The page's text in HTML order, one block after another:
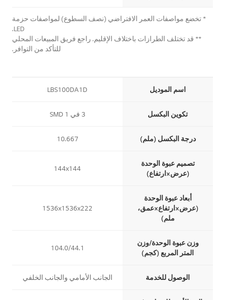
* تخضع مواصفات العمر الافتراضي (نصف السطوع) لمواصفات حزمة
LED.
** قد تختلف الطرازات باختلاف الإقليم. راجع فريق المبيعات المحلي
للتأكد من التوافر.
اسم الموديل LBS100DA1D
تكوين البكسل 3 في 1 SMD
درجة البكسل (ملم) 10.667
تصميم عبوة الوحدة
(عرض×ارتفاع)
144x144
أبعاد عبوة الوحدة
(عرض×ارتفاع×عمق،
ملم)
1536x1536x222
وزن عبوة الوحدة/وزن
المتر المربع (كجم)
104.0/44.1
الوصول للخدمة الجانب الأمامي والجانب الخلفي